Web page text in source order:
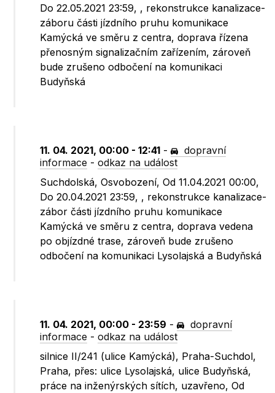
Do 22.05.2021 23:59, , rekonstrukce kanalizace-
záboru části jízdního pruhu komunikace
Kamýcká ve směru z centra, doprava řízena
přenosným signalizačním zařízením, zároveň
bude zrušeno odbočení na komunikaci
Budyňská
11. 04. 2021, 00:00 - 12:41 -
dopravní
informace -odkaz na událost
Suchdolská, Osvobození, Od 11.04.2021 00:00,
Do 20.04.2021 23:59, , rekonstrukce kanalizace-
zábor části jízdního pruhu komunikace
Kamýcká ve směru z centra, doprava vedena
po objízdné trase, zároveň bude zrušeno
odbočení na komunikaci Lysolajská a Budyňská
11. 04. 2021, 00:00 - 23:59 -
dopravní
informace -odkaz na událost
silnice II/241 (ulice Kamýcká), Praha-Suchdol,
Praha, přes: ulice Lysolajská, ulice Budyňská,
práce na inženýrských sítích, uzavřeno, Od